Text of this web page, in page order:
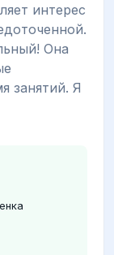
интерес
Она
занятий. Я